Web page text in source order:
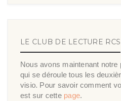
LE CLUB DE LECTURE RCS
Nous avons maintenant notre
qui se déroule tous les
visio. Pour savoir comment
est sur cette page.